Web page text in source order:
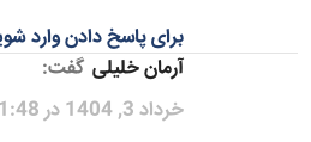
برای پاسخ دادن وارد
آرمان خلیلی گفت:
خرداد 3, 1404 در 11:48 ب.ظ